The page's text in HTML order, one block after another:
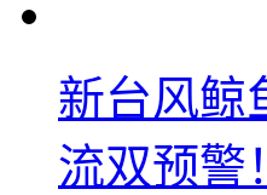
新台风鲸
流双预警！